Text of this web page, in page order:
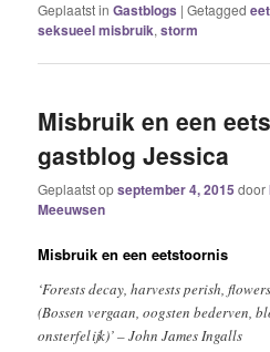
Geplaatst in Gastblogs |Getagged
seksueel misbruik,storm
Misbruik en een
gastblog Jessica
Geplaatst opseptember 4, 2015 door
Meeuwsen
Misbruik en een eetstoornis
‘Forests decay, harvests perish,
(Bossen vergaan, oogsten bederven,
onsterfelijk)’ – John James Ingalls